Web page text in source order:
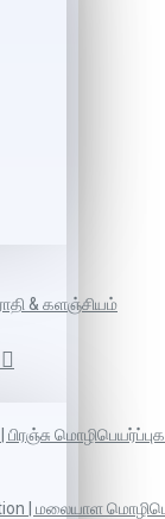
& களஞ்சியம்
| மலையாள